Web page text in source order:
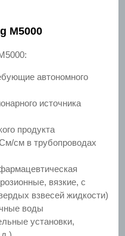
M5000
автономного
источника
продукта
см в трубопроводах
вязкие, с
взвесей жидкости)
воды
установки,